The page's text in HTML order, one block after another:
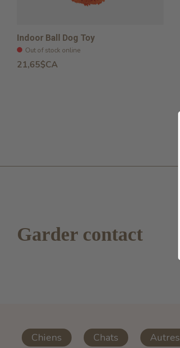
Indoor Ball Dog Toy
Out of stock online
21,65$CA
Garder contact
Chiens Chats